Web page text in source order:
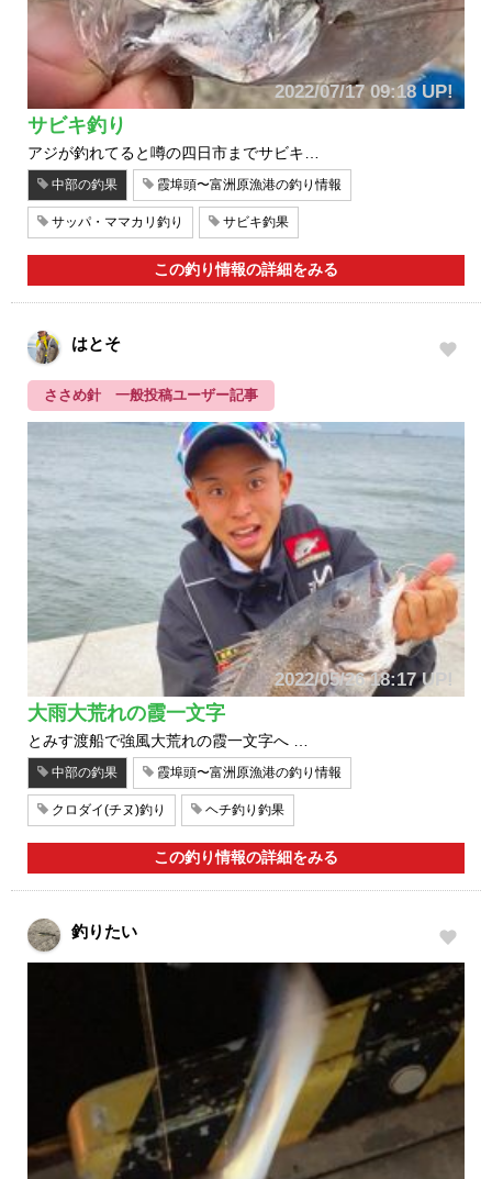
2022/07/17 09:18 UP!
サビキ釣り
アジが釣れてると噂の四日市までサビキ…
中部の釣果 霞埠頭〜富洲原漁港の釣り情報
サッパ・ママカリ釣り サビキ釣果
この釣り情報の詳細をみる
はとそ
ささめ針 一般投稿ユーザー記事
2022/05/26 18:17 UP!
大雨大荒れの霞一文字
とみす渡船で強風大荒れの霞一文字へ …
中部の釣果 霞埠頭〜富洲原漁港の釣り情報
クロダイ(チヌ)釣り ヘチ釣り釣果
この釣り情報の詳細をみる
釣りたい